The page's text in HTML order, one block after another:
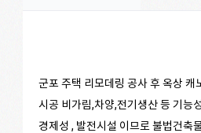
군포 주택 리모데링 공사 후 옥상 캐
시공 비가림,차양,전기생산 등 기능
경제성 , 발전시설 이므로 불법건축